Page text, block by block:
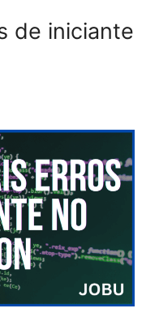
de iniciante